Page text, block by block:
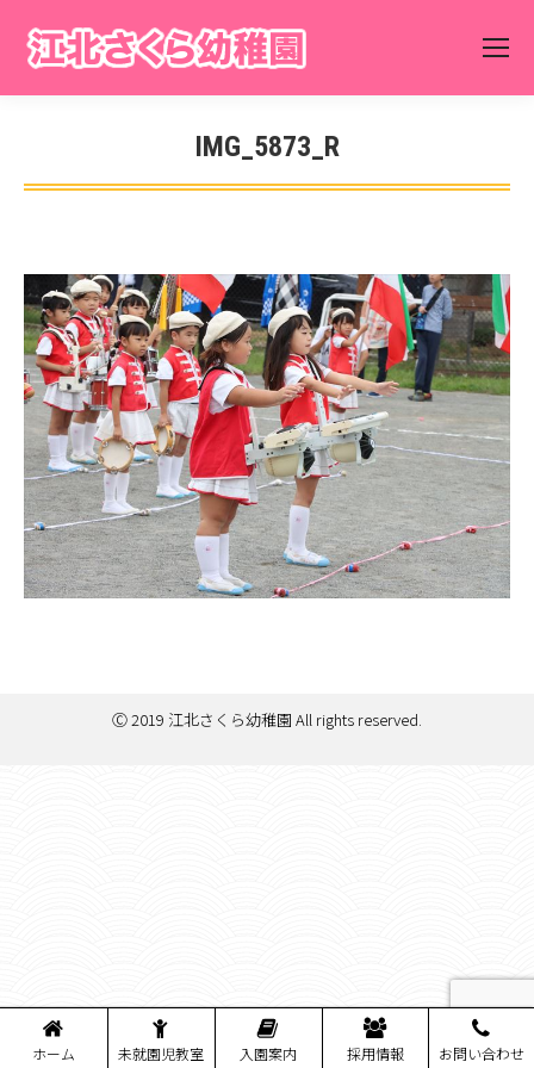
IMG_5873_R
You are here:
Ⓒ 2019 江北さくら幼稚園 All rights reserved.
ホーム 未就園児教室 入園案内 採用情報 お問い合わせ